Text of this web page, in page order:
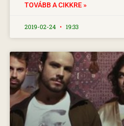
TOVÁBB A CIKKRE »
2019-02-24 19:33